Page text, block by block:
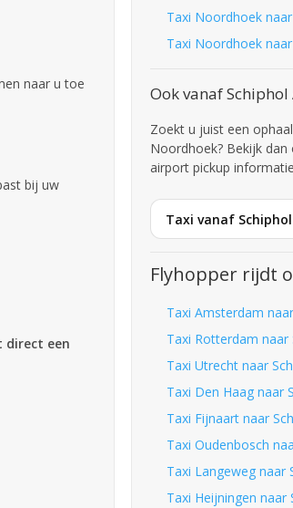
naar u toe
bij uw
direct een
Taxi Noordhoek
Taxi Noordhoek
Ook vanaf
Zoekt u juist een
Noordhoek? Bekijk
airport pickup
Taxi vanaf
Flyhopper rijdt
Taxi Amsterdam
Taxi Rotterdam naar
Taxi Utrecht naar
Taxi Den Haag naar
Taxi Fijnaart naar
Taxi Oudenbosch
Taxi Langeweg naar
Taxi Heijningen naar